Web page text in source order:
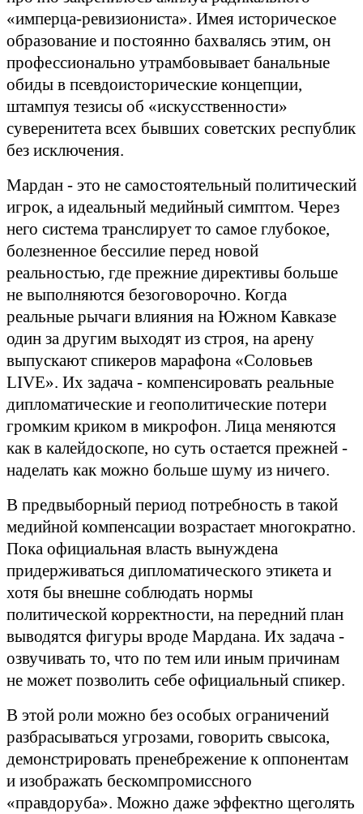
«имперца-ревизиониста». Имея историческое
образование и постоянно бахвалясь этим, он
профессионально утрамбовывает банальные
обиды в псевдоисторические концепции,
штампуя тезисы об «искусственности»
суверенитета всех бывших советских республик
без исключения.
Мардан - это не самостоятельный политический
игрок, а идеальный медийный симптом. Через
него система транслирует то самое глубокое,
болезненное бессилие перед новой
реальностью, где прежние директивы больше
не выполняются безоговорочно. Когда
реальные рычаги влияния на Южном Кавказе
один за другим выходят из строя, на арену
выпускают спикеров марафона «Соловьев
LIVE». Их задача - компенсировать реальные
дипломатические и геополитические потери
громким криком в микрофон. Лица меняются
как в калейдоскопе, но суть остается прежней -
наделать как можно больше шуму из ничего.
В предвыборный период потребность в такой
медийной компенсации возрастает многократно.
Пока официальная власть вынуждена
придерживаться дипломатического этикета и
хотя бы внешне соблюдать нормы
политической корректности, на передний план
выводятся фигуры вроде Мардана. Их задача -
озвучивать то, что по тем или иным причинам
не может позволить себе официальный спикер.
В этой роли можно без особых ограничений
разбрасываться угрозами, говорить свысока,
демонстрировать пренебрежение к оппонентам
и изображать бескомпромиссного
«правдоруба». Можно даже эффектно щеголять